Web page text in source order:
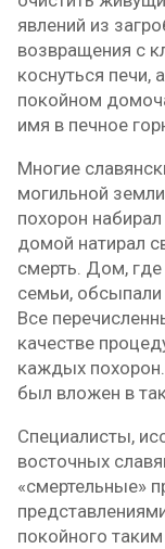
явлений из
возвращения с
коснуться печи,
покойном
имя в печное
Многие
могильной
похорон
домой натирал
смерть. Дом,
семьи,
Все
качестве
каждых
был вложен в
Специалисты,
восточных
«смертельные»
покойного